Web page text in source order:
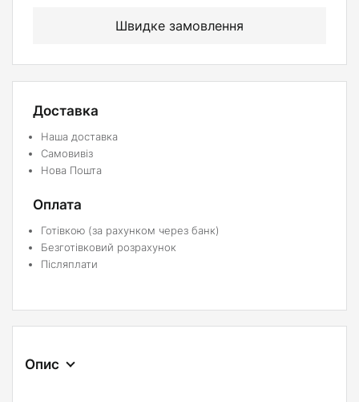
Швидке замовлення
Доставка
Наша доставка
Самовивіз
Нова Пошта
Оплата
Готівкою (за рахунком через банк)
Безготівковий розрахунок
Післяплати
Опис